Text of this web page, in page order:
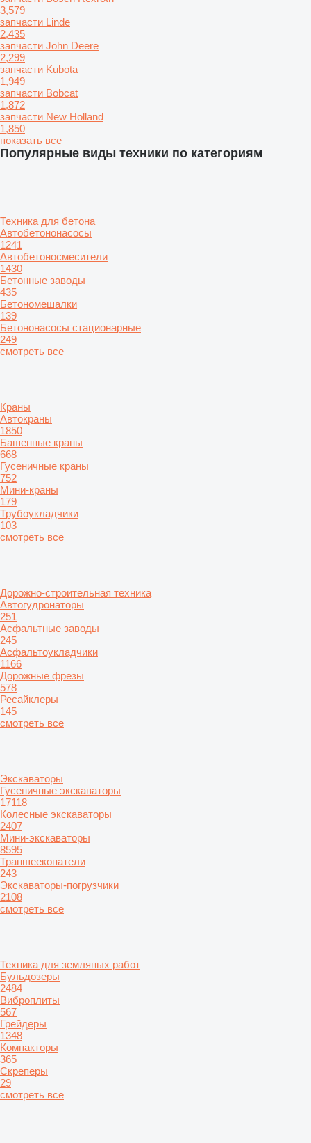
3,579
запчасти Linde
2,435
запчасти John Deere
2,299
запчасти Kubota
1,949
запчасти Bobcat
1,872
запчасти New Holland
1,850
показать все
Популярные виды техники по категориям
Техника для бетона
Автобетононасосы
1241
Автобетоносмесители
1430
Бетонные заводы
435
Бетономешалки
139
Бетононасосы стационарные
249
смотреть все
Краны
Автокраны
1850
Башенные краны
668
Гусеничные краны
752
Мини-краны
179
Трубоукладчики
103
смотреть все
Дорожно-строительная техника
Автогудронаторы
251
Асфальтные заводы
245
Асфальтоукладчики
1166
Дорожные фрезы
578
Ресайклеры
145
смотреть все
Экскаваторы
Гусеничные экскаваторы
17118
Колесные экскаваторы
2407
Мини-экскаваторы
8595
Траншеекопатели
243
Экскаваторы-погрузчики
2108
смотреть все
Техника для земляных работ
Бульдозеры
2484
Виброплиты
567
Грейдеры
1348
Компакторы
365
Скреперы
29
смотреть все